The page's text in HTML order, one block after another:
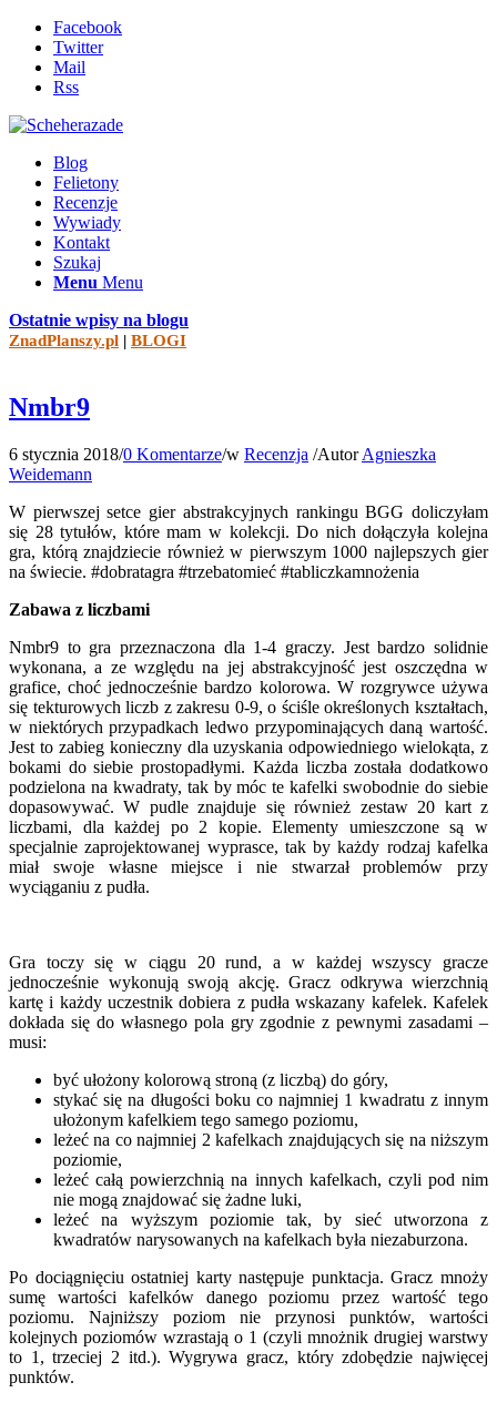
Facebook
Twitter
Mail
Rss
Blog
Felietony
Recenzje
Wywiady
Kontakt
Szukaj
Menu Menu
Ostatnie wpisy na blogu
ZnadPlanszy.pl | BLOGI
Nmbr9
6 stycznia 2018/0 Komentarze/w Recenzja /AutorAgnieszka
Weidemann
W pierwszej setce gier abstrakcyjnych rankingu BGG doliczyłam
się 28 tytułów, które mam w kolekcji. Do nich dołączyła kolejna
gra, którą znajdziecie również w pierwszym 1000 najlepszych gier
na świecie. #dobratagra #trzebatomieć #tabliczkamnożenia
Zabawa z liczbami
Nmbr9 to gra przeznaczona dla 1-4 graczy. Jest bardzo solidnie
wykonana, a ze względu na jej abstrakcyjność jest oszczędna w
grafice, choć jednocześnie bardzo kolorowa. W rozgrywce używa
się tekturowych liczb z zakresu 0-9, o ściśle określonych kształtach,
w niektórych przypadkach ledwo przypominających daną wartość.
Jest to zabieg konieczny dla uzyskania odpowiedniego wielokąta, z
bokami do siebie prostopadłymi. Każda liczba została dodatkowo
podzielona na kwadraty, tak by móc te kafelki swobodnie do siebie
dopasowywać. W pudle znajduje się również zestaw 20 kart z
liczbami, dla każdej po 2 kopie. Elementy umieszczone są w
specjalnie zaprojektowanej wyprasce, tak by każdy rodzaj kafelka
miał swoje własne miejsce i nie stwarzał problemów przy
wyciąganiu z pudła.
Gra toczy się w ciągu 20 rund, a w każdej wszyscy gracze
jednocześnie wykonują swoją akcję. Gracz odkrywa wierzchnią
kartę i każdy uczestnik dobiera z pudła wskazany kafelek. Kafelek
dokłada się do własnego pola gry zgodnie z pewnymi zasadami –
musi:
być ułożony kolorową stroną (z liczbą) do góry,
stykać się na długości boku co najmniej 1 kwadratu z innym
ułożonym kafelkiem tego samego poziomu,
leżeć na co najmniej 2 kafelkach znajdujących się na niższym
poziomie,
leżeć całą powierzchnią na innych kafelkach, czyli pod nim
nie mogą znajdować się żadne luki,
leżeć na wyższym poziomie tak, by sieć utworzona z
kwadratów narysowanych na kafelkach była niezaburzona.
Po dociągnięciu ostatniej karty następuje punktacja. Gracz mnoży
sumę wartości kafelków danego poziomu przez wartość tego
poziomu. Najniższy poziom nie przynosi punktów, wartości
kolejnych poziomów wzrastają o 1 (czyli mnożnik drugiej warstwy
to 1, trzeciej 2 itd.). Wygrywa gracz, który zdobędzie najwięcej
punktów.